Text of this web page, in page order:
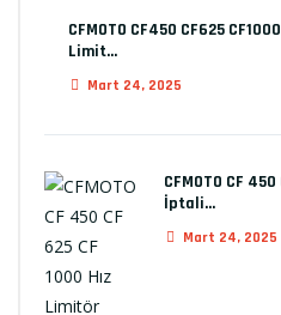
CFMOTO CF450 CF625
Limit…
Mart 24, 2025
CFMOTO CF
İptali…
Mart 24, 2025